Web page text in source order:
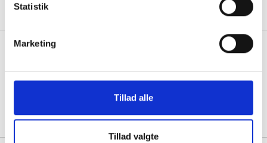
Statistik
Marketing
Tillad alle
Tillad valgte
Lemigo sikkerhedsgummistøvle
hvid
1 par á 368,75